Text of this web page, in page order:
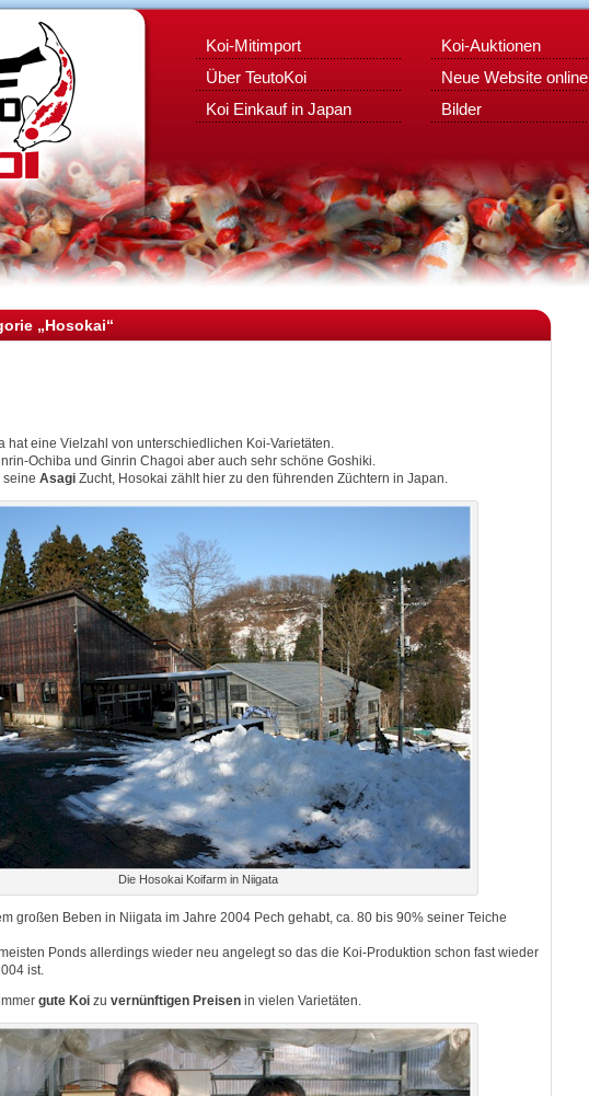
Koi-Mitimport
Über TeutoKoi
Koi Einkauf in Japan
Koi-Auktionen
Neue Website online
Bilder
„Hosokai“
hat eine Vielzahl von unterschiedlichen Koi-Varietäten.
Ochiba und Ginrin Chagoi aber auch sehr schöne Goshiki.
seine Asagi Zucht, Hosokai zählt hier zu den führenden Züchtern in Japan.
Die Hosokai Koifarm in Niigata
großen Beben in Niigata im Jahre 2004 Pech gehabt, ca. 80 bis 90% seiner Teiche
Ponds allerdings wieder neu angelegt so das die Koi-Produktion schon fast wieder
ist.
gute Koi zu vernünftigen Preisen in vielen Varietäten.